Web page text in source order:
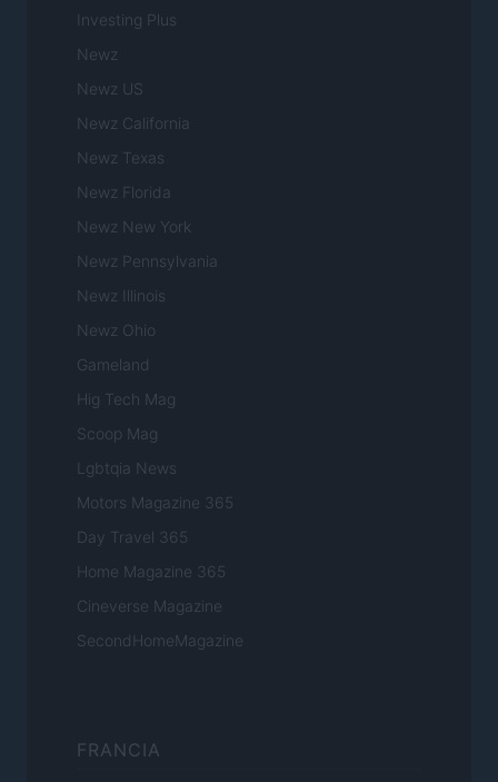
Investing Plus
Newz
Newz US
Newz California
Newz Texas
Newz Florida
Newz New York
Newz Pennsylvania
Newz Illinois
Newz Ohio
Gameland
Hig Tech Mag
Scoop Mag
Lgbtqia News
Motors Magazine 365
Day Travel 365
Home Magazine 365
Cineverse Magazine
SecondHomeMagazine
FRANCIA